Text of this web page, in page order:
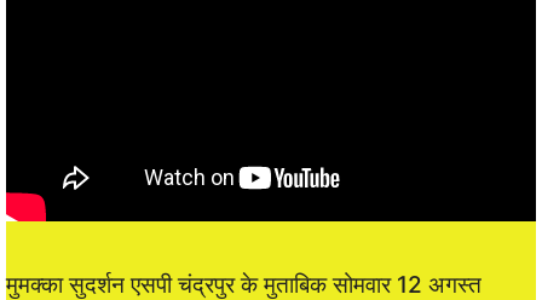
मुमक्का सुदर्शन एसपी चंद्रपुर के मुताबिक सोमवार 12 अगस्त